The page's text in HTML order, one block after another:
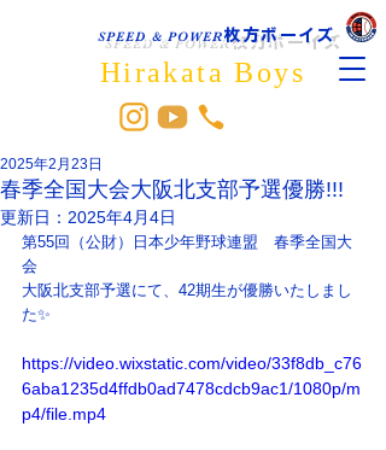
SPEED & POWER枚方ボーイズ
Hirakata Boys
春季全国大会大阪北支部予選優勝!!!
2025年2月23日
更新日： 2025年4月4日
第55回（公財）日本少年野球連盟　春季全国大
会
大阪北支部予選にて、42期生が優勝いたしまし
た✨
https://video.wixstatic.com/video/33f8db_c76
6aba1235d4ffdb0ad7478cdcb9ac1/1080p/m
p4/file.mp4